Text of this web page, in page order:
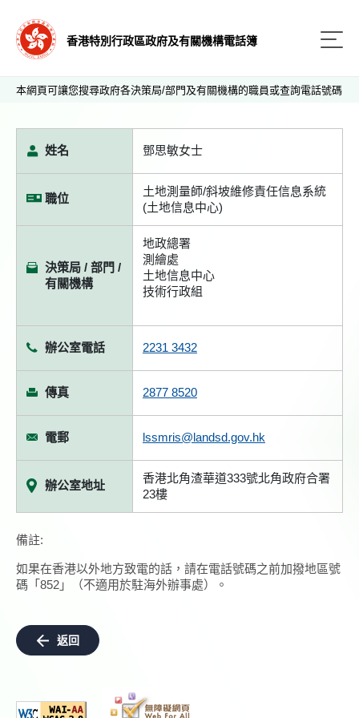
香港特別行政區政府及有關機構電話簿
本網頁可讓您搜尋政府各決策局/部門及有關機構的職員或查詢電話號碼
姓名 鄧思敏女士
職位
土地測量師/斜坡維修責任信息系統
(土地信息中心)
決策局 / 部門 /
有關機構
地政總署
測繪處
土地信息中心
技術行政組
辦公室電話 2231 3432
傳真 2877 8520
電郵 lssmris@landsd.gov.hk
辦公室地址
香港北角渣華道333號北角政府合署
23樓
備註:
如果在香港以外地方致電的話，請在電話號碼之前加撥地區號
碼「852」（不適用於駐海外辦事處）。
返回